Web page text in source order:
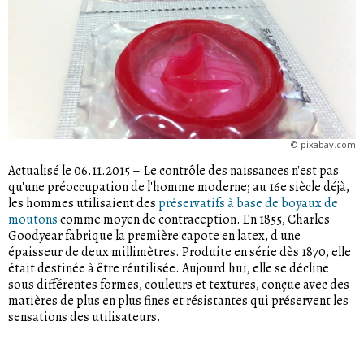
© pixabay.com
Actualisé le 06.11.2015– Le contrôle des naissances n'est pas
qu'une préoccupation de l'homme moderne; au 16e siècle déjà,
les hommes utilisaient despréservatifs à base de boyaux de
moutonscomme moyen de contraception. En 1855, Charles
Goodyear fabrique la première capote en latex, d'une
épaisseur de deux millimètres. Produite en série dès 1870, elle
était destinée à être réutilisée. Aujourd'hui, elle se décline
sous différentes formes, couleurs et textures, conçue avec des
matières de plus en plus fines et résistantes qui préservent les
sensations des utilisateurs.